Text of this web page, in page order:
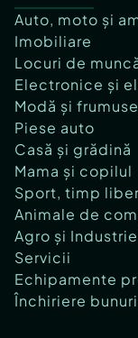
Auto, moto și
Imobiliare
Locuri de
Electronice și
Modă și
Piese auto
Casă și grădină
Mama și copilul
Sport, timp
Animale de
Agro și Industrie
Servicii
Echipamente
Închiriere